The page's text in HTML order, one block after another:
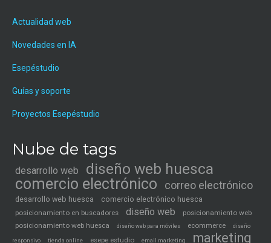
Actualidad web
Novedades en IA
Esepéstudio
Guías y soporte
Proyectos Esepéstudio
Nube de tags
desarrollo web
diseño web huesca
comercio electrónico
correo electrónico
desarrollo web huesca comercio electrónico huesca
posicionamiento en buscadores diseño web
posicionamiento web
posicionamiento web huesca
diseño web para móviles ecommerce diseño
responsivo tienda online esepe estudio email marketing marketing